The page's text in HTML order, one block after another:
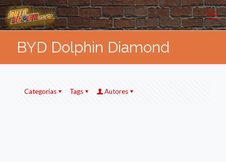
BYD Dolphin Diamond
Categorias Tags Autores